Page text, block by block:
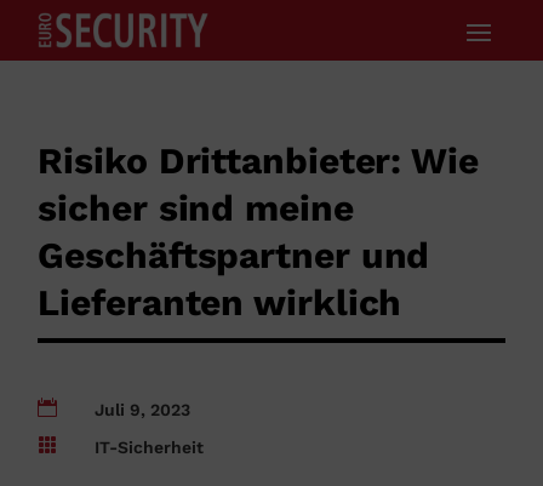
Risiko Drittanbieter: Wie
sicher sind meine
Geschäftspartner und
Lieferanten wirklich

Juli 9, 2023

IT-Sicherheit